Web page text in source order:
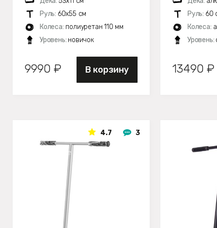
Руль: 60х55 см
Колеса: полиуретан 110 мм
Уровень: новичок
9990 ₽ В корзину
Руль: 60
Колеса:
Уровень:
13490 ₽
4.7 3